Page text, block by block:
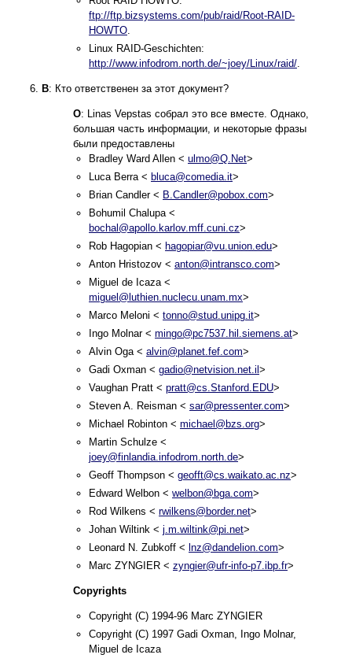
ftp://ftp.bizsystems.com/pub/raid/Root-RAID-
HOWTO.
Linux RAID-Geschichten:
http://www.infodrom.north.de/~joey/Linux/raid/.
В: Кто ответственен за этот документ?
О: Linas Vepstas собрал это все вместе. Однако,
большая часть информации, и некоторые фразы
были предоставлены
Bradley Ward Allen < ulmo@Q.Net>
Luca Berra < bluca@comedia.it>
Brian Candler < B.Candler@pobox.com>
Bohumil Chalupa <
bochal@apollo.karlov.mff.cuni.cz>
Rob Hagopian < hagopiar@vu.union.edu>
Anton Hristozov < anton@intransco.com>
Miguel de Icaza <
miguel@luthien.nuclecu.unam.mx>
Marco Meloni < tonno@stud.unipg.it>
Ingo Molnar < mingo@pc7537.hil.siemens.at>
Alvin Oga < alvin@planet.fef.com>
Gadi Oxman < gadio@netvision.net.il >
Vaughan Pratt < pratt@cs.Stanford.EDU>
Steven A. Reisman < sar@pressenter.com>
Michael Robinton < michael@bzs.org>
Martin Schulze <
joey@finlandia.infodrom.north.de>
Geoff Thompson < geofft@cs.waikato.ac.nz>
Edward Welbon < welbon@bga.com>
Rod Wilkens < rwilkens@border.net>
Johan Wiltink < j.m.wiltink@pi.net>
Leonard N. Zubkoff < lnz@dandelion.com>
Marc ZYNGIER < zyngier@ufr-info-p7.ibp.fr>
Copyrights
Copyright (C) 1994-96 Marc ZYNGIER
Copyright (C) 1997 Gadi Oxman, Ingo Molnar,
Miguel de Icaza